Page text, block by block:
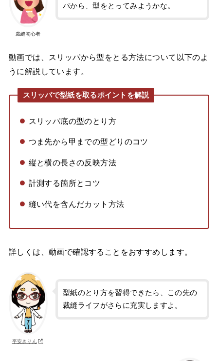
裁縫初心者
パから、型をとってみようかな。
動画では、スリッパから型をとる方法について以下のよ
うに解説しています。
スリッパで型紙を取るポイントを解説
スリッパ底の型のとり方
つま先から甲までの型どりのコツ
縦と横の長さの反映方法
計測する箇所とコツ
縫い代を含んだカット方法
詳しくは、動画で確認することをおすすめします。
平安きりん
型紙のとり方を習得できたら、この先の
裁縫ライフがさらに充実しますよ。